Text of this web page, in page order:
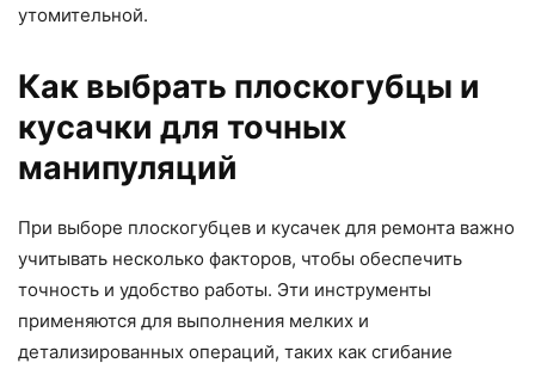
утомительной.
Как выбрать плоскогубцы и
кусачки для точных
манипуляций
При выборе плоскогубцев и кусачек для ремонта важно
учитывать несколько факторов, чтобы обеспечить
точность и удобство работы. Эти инструменты
применяются для выполнения мелких и
детализированных операций, таких как сгибание